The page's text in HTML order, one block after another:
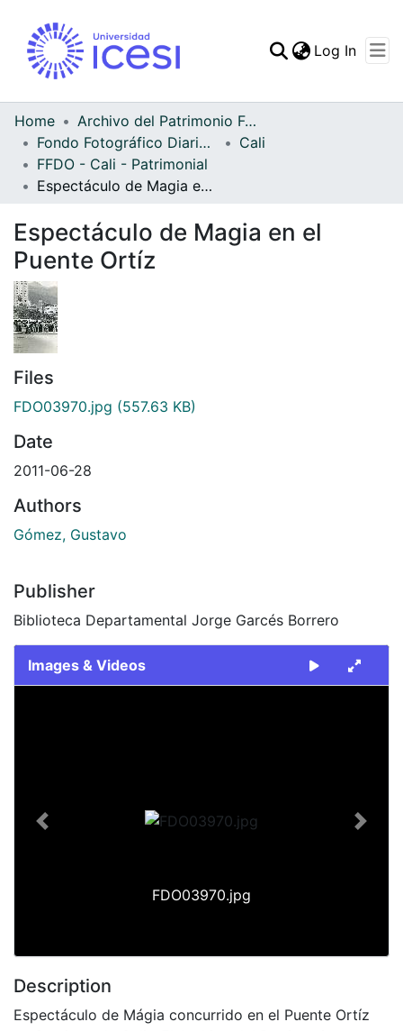
Statistics
Log In
Home
Archivo del Patrimonio Fotográfico y Fílmico del Valle del Cauca
Fondo Fotográfico Diario Occidente
Cali
FFDO - Cali - Patrimonial
Espectáculo de Magia en el Puente Ortíz
Espectáculo de Magia en el
Puente Ortíz
Files
FDO03970.jpg (557.63 KB)
Date
2011-06-28
Authors
Gómez, Gustavo
Publisher
Biblioteca Departamental Jorge Garcés Borrero
Images & Videos
FDO03970.jpg
Previous Next
Description
Espectáculo de Mágia concurrido en el Puente Ortíz